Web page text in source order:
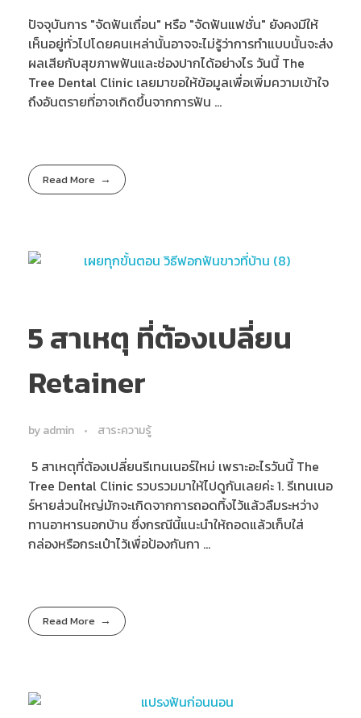
ปัจจุบันการ "จัดฟันเถื่อน" หรือ "จัดฟันแฟชั่น" ยังคงมีให้
เห็นอยู่ทั่วไปโดยคนเหล่านั้นอาจจะไม่รู้ว่าการทำแบบนั้นจะส่ง
ผลเสียกับสุขภาพฟันและช่องปากได้อย่างไร วันนี้ The
Tree Dental Clinic เลยมาขอให้ข้อมูลเพื่อเพิ่มความเข้าใจ
ถึงอันตรายที่อาจเกิดขึ้นจากการฟัน ...
Read More
5 สาเหตุ ที่ต้องเปลี่ยน
Retainer
byadmin สาระความรู้
5 สาเหตุที่ต้องเปลี่ยนรีเทนเนอร์ใหม่ เพราะอะไรวันนี้ The
Tree Dental Clinic รวบรวมมาให้ไปดูกันเลยค่ะ 1. รีเทนเนอ
ร์หายส่วนใหญ่มักจะเกิดจากการถอดทิ้งไว้แล้วลืมระหว่าง
ทานอาหารนอกบ้าน ซึ่งกรณีนี้แนะนำให้ถอดแล้วเก็บใส่
กล่องหรือกระเป๋าไว้เพื่อป้องกันกา ...
Read More